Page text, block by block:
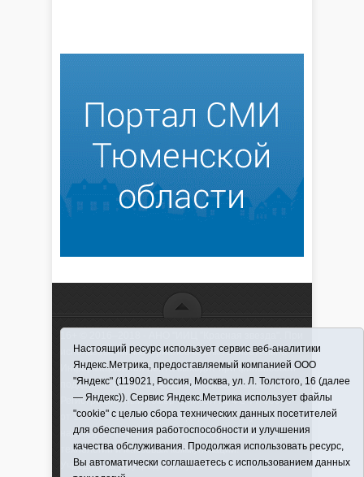
использовании материалов ссылка обязательна
Информационная лента выходит при финансовой
поддержке правительства Тюменской области
Регистрационный номер СМИ ЭЛ № ФС 77-66066
от 10.06. 2016 г. выдано Федеральной службой по
надзору в сфере связи, информационных
технологий и массовых коммуникаций.
Учредитель (соучредители) Автономная
Настоящий ресурс использует сервис веб-аналитики
Яндекс.Метрика, предоставляемый компанией ООО
"Яндекс" (119021, Россия, Москва, ул. Л. Толстого, 16 (далее
— Яндекс)). Сервис Яндекс.Метрика использует файлы
"cookie" с целью сбора технических данных посетителей
для обеспечения работоспособности и улучшения
качества обслуживания. Продолжая использовать ресурс,
Вы автоматически соглашаетесь с использованием данных